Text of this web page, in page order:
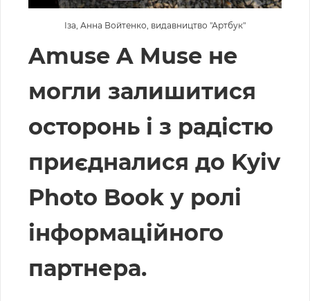
Іза, Анна Войтенко, видавництво "Артбук"
Amuse A Muse не
могли залишитися
осторонь і з радістю
приєдналися до Kyiv
Photo Book у ролі
інформаційного
партнера.